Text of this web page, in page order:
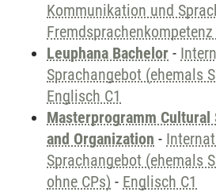
Kommunikation und
Leuphana Bachelor -
Sprachangebot (ehemals
Englisch C1
Masterprogramm Cultural
and Organization -
Sprachangebot (ehemals
ohne CPs) - Englisch C1